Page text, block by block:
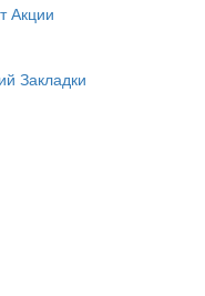
Акции
Закладки